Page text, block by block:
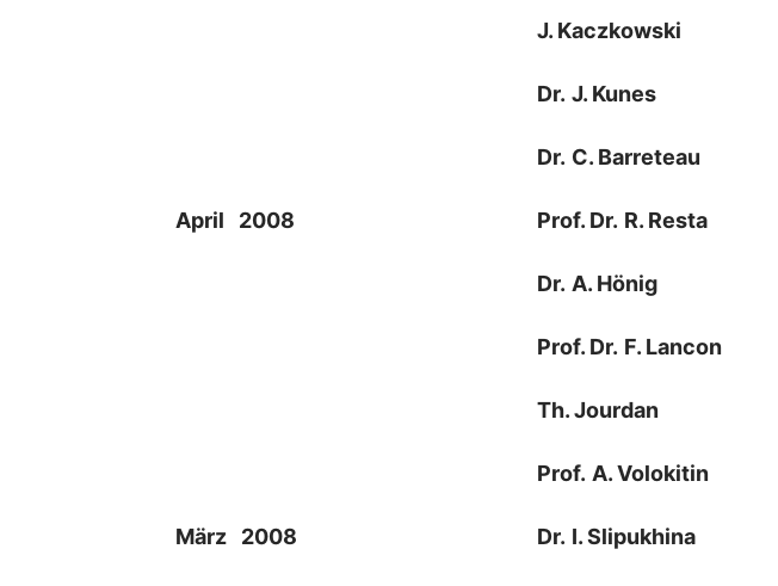
J. Kaczkowski
Dr. J. Kunes
Dr. C. Barreteau
April 2008 Prof. Dr. R. Resta
Dr. A. Hönig
Prof. Dr. F. Lancon
Th. Jourdan
Prof. A. Volokitin
März 2008 Dr. I. Slipukhina